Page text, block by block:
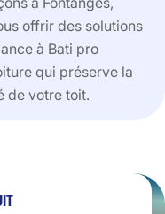
offrir des solutions
à Bati pro
qui préserve la
de votre toit.